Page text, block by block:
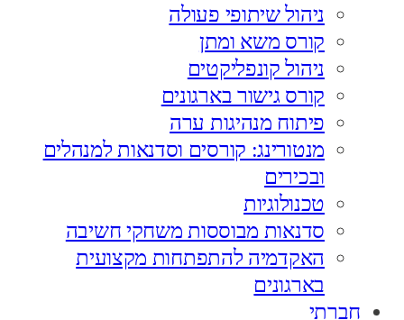
ניהול שיתופי פעולה
קורס משא ומתן
ניהול קונפליקטים
קורס גישור בארגונים
פיתוח מנהיגות ערה
מנטורינג: קורסים וסדנאות למנהלים
ובכירים
טכנולוגיות
סדנאות מבוססות משחקי חשיבה
האקדמיה להתפתחות מקצועית
בארגונים
חברתי